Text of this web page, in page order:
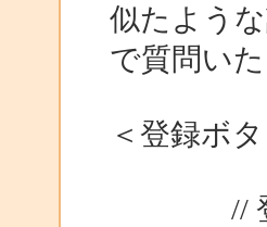
似たよう
で質問いた
＜登録ボ
// 登録